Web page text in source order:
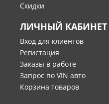
Скидки
ЛИЧНЫЙ КАБИНЕТ
Вход для клиентов
Регистация
Заказы в работе
Запрос по VIN авто
Корзина товаров